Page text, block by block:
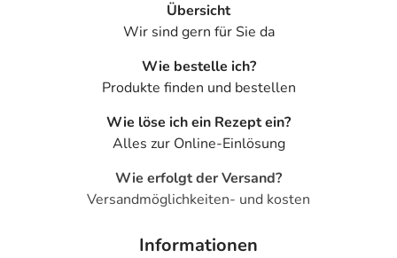
Übersicht
Wir sind gern für Sie da
Wie bestelle ich?
Produkte finden und bestellen
Wie löse ich ein Rezept ein?
Alles zur Online-Einlösung
Wie erfolgt der Versand?
Versandmöglichkeiten- und kosten
Informationen